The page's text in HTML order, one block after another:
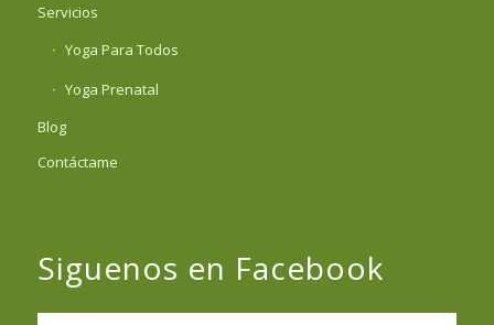
Servicios
Yoga Para Todos
Yoga Prenatal
Blog
Contáctame
Siguenos en Facebook